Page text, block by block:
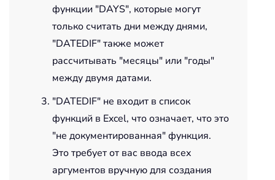
функции "DAYS", которые могут
только считать дни между днями,
"DATEDIF" также может
рассчитывать "месяцы" или "годы"
между двумя датами.
"DATEDIF" не входит в список
функций в Excel, что означает, что это
"не документированная" функция.
Это требует от вас ввода всех
аргументов вручную для создания